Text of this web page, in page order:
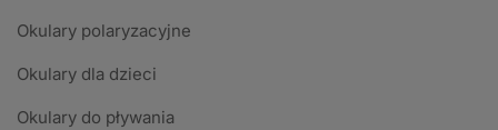
Okulary polaryzacyjne
Okulary dla dzieci
Okulary do pływania